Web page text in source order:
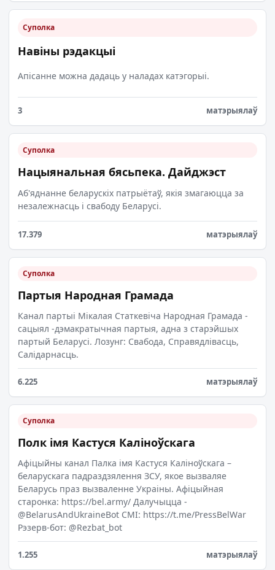
Суполка
Навіны рэдакцыі
Апісанне можна дадаць у наладах катэгорыі.
3 матэрыялаў
Суполка
Нацыянальная бясьпека. Дайджэст
Аб'яднанне беларускіх патрыётаў, якія змагаюцца за
незалежнасць і свабоду Беларусі.
17.379 матэрыялаў
Суполка
Партыя Народная Грамада
Канал партыі Мікалая Статкевіча Народная Грамада -
сацыял -дэмакратычная партыя, адна з старэйшых
партый Беларусі. Лозунг: Свабода, Справядлівасць,
Салідарнасць.
6.225 матэрыялаў
Суполка
Полк імя Кастуся Каліноўскага
Афіцыйны канал Палка імя Кастуся Каліноўскага –
беларускага падраздзялення ЗСУ, якое вызваляе
Беларусь праз вызваленне Украіны. Афіцыйная
старонка: https://bel.army/ Далучыцца -
@BelarusAndUkraineBot СМІ: https://t.me/PressBelWar
Рэзерв-бот: @Rezbat_bot
1.255 матэрыялаў